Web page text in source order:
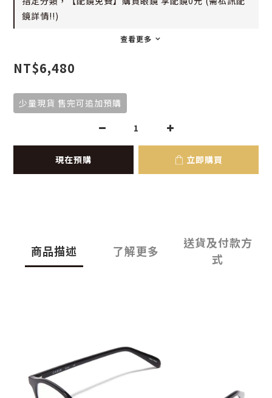
鏡詳情!!)
查看更多
NT$6,480
少量現貨 售完可追加預購
現在預購 立即購買
商品描述 了解更多
送貨及付款方
式